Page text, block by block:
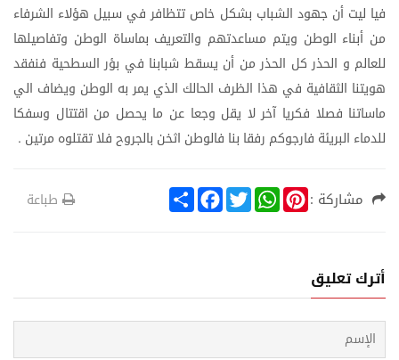
فيا ليت أن جهود الشباب بشكل خاص تتظافر في سبيل هؤلاء الشرفاء
من أبناء الوطن ويتم مساعدتهم والتعريف بماساة الوطن وتفاصيلها
للعالم و الحذر كل الحذر من أن يسقط شبابنا في بؤر السطحية فنفقد
هويتنا الثقافية في هذا الظرف الحالك الذي يمر به الوطن ويضاف الي
ماساتنا فصلا فكريا آخر لا يقل وجعا عن ما يحصل من اقتتال وسفكا
للدماء البريئة فارجوكم رفقا بنا فالوطن اثخن بالجروحفلاتقتلوه مرتين .
مشاركة : S
h
F
a
k
T
w
W
h
p
P
i
s
طباعة
أترك تعليق